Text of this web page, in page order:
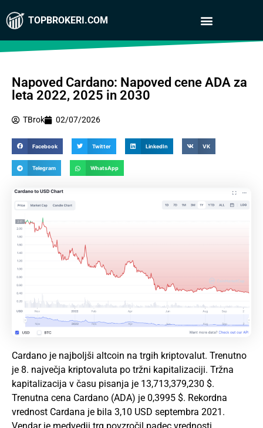
TOPBROKERI.COM
Napoved Cardano: Napoved cene ADA za
leta 2022, 2025 in 2030
TBrok 02/07/2026
Facebook Twitter LinkedIn VK
Telegram WhatsApp
Cardano je najboljši altcoin na trgih kriptovalut. Trenutno
je 8. največja kriptovaluta po tržni kapitalizaciji. Tržna
kapitalizacija v času pisanja je 13,713,379,230 $.
Trenutna cena Cardano (ADA) je 0,3995 $. Rekordna
vrednost Cardana je bila 3,10 USD septembra 2021.